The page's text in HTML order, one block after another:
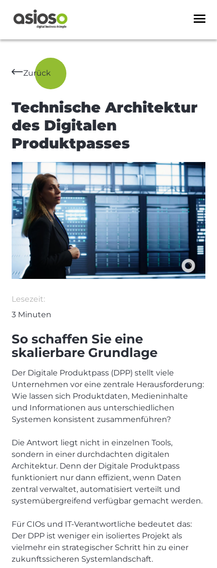
Zurück
Technische Architektur
des Digitalen
Produktpasses
Lesezeit:
3 Minuten
So schaffen Sie eine
skalierbare Grundlage
Der Digitale Produktpass (DPP) stellt viele
Unternehmen vor eine zentrale Herausforderung:
Wie lassen sich Produktdaten, Medieninhalte
und Informationen aus unterschiedlichen
Systemen konsistent zusammenführen?
Die Antwort liegt nicht in einzelnen Tools,
sondern in einer durchdachten digitalen
Architektur. Denn der Digitale Produktpass
funktioniert nur dann effizient, wenn Daten
zentral verwaltet, automatisiert verteilt und
systemübergreifend verfügbar gemacht werden.
Für CIOs und IT-Verantwortliche bedeutet das:
Der DPP ist weniger ein isoliertes Projekt als
vielmehr ein strategischer Schritt hin zu einer
zukunftssicheren Systemlandschaft.